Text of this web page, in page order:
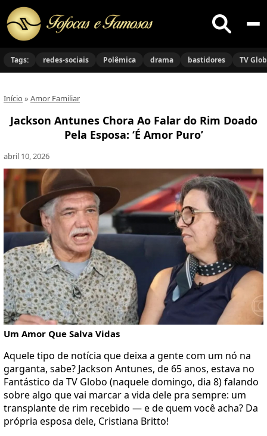
Buscar
no
Tags: redes-sociais Polêmica drama bastidores TV
Início » Amor Familiar
Jackson Antunes Chora Ao Falar do Rim Doado
Pela Esposa: ‘É Amor Puro’
abril 10, 2026
Um Amor Que Salva Vidas
Aquele tipo de notícia que deixa a gente com um nó na
garganta, sabe? Jackson Antunes, de 65 anos, estava no
Fantástico da TV Globo (naquele domingo, dia 8) falando
sobre algo que vai marcar a vida dele pra sempre: um
transplante de rim recebido — e de quem você acha? Da
própria esposa dele, Cristiana Britto!